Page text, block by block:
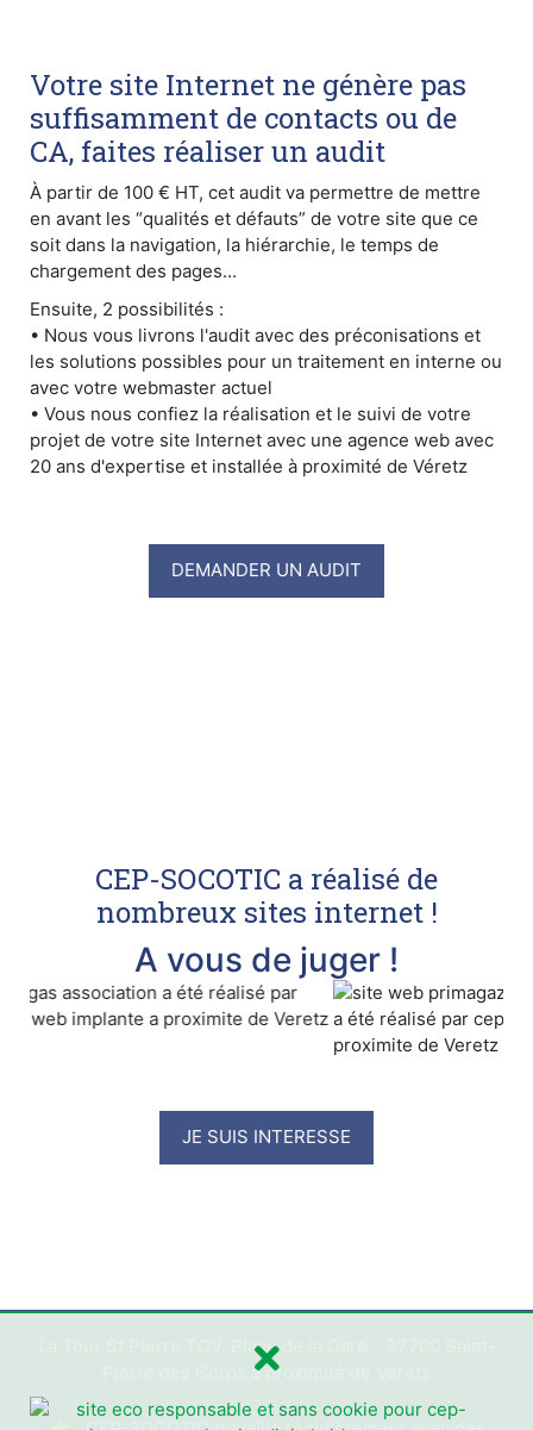
Votre site Internet ne génère pas
suffisamment de contacts ou de
CA, faites réaliser un audit
À partir de 100 € HT, cet audit va permettre de mettre
en avant les “qualités et défauts” de votre site que ce
soit dans la navigation, la hiérarchie, le temps de
chargement des pages...
Ensuite, 2 possibilités :
• Nous vous livrons l'audit avec des préconisations et
les solutions possibles pour un traitement en interne ou
avec votre webmaster actuel
• Vous nous confiez la réalisation et le suivi de votre
projet de votre site Internet avec une agence web avec
20 ans d'expertise et installée à proximité de Véretz
DEMANDER UN AUDIT
CEP-SOCOTIC a réalisé de
nombreux sites internet !
A vous de juger !
JE SUIS INTERESSE
La Tour St Pierre TGV, Place de la Gare - 37700 Saint-
Pierre des Corps à proximité de Véretz